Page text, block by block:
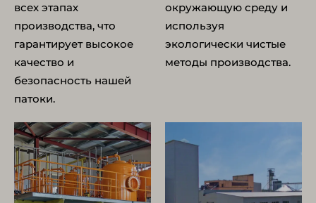
всех этапах
производства, что
гарантирует высокое
качество и
безопасность нашей
патоки.
окружающую среду и
используя
экологически чистые
методы производства.